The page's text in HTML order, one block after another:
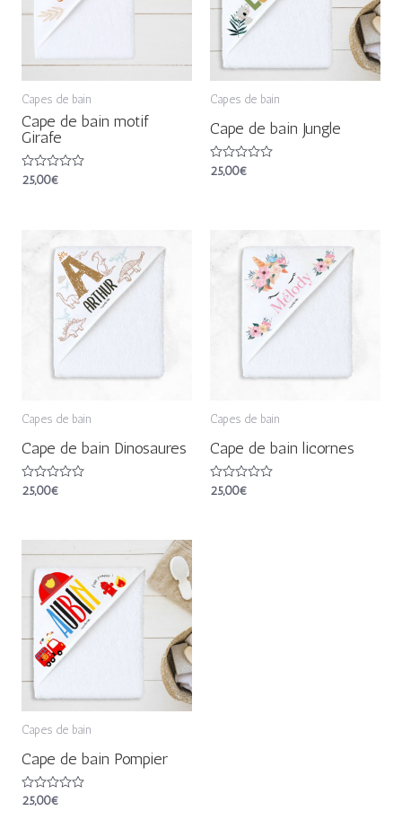
Capes de bain
Cape de bain motif
Girafe
Note
25,00€
Capes de bain
Cape de bain Jungle
Note
25,00€
Capes de bain
Cape de bain Dinosaures
Note
25,00€
Capes de bain
Cape de bain licornes
Note
25,00€
Capes de bain
Cape de bain Pompier
Note
25,00€